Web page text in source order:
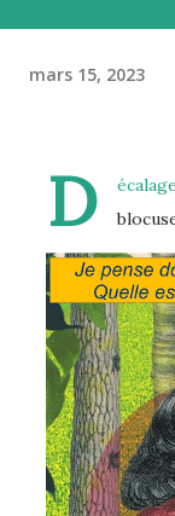
mars 15, 2023
D